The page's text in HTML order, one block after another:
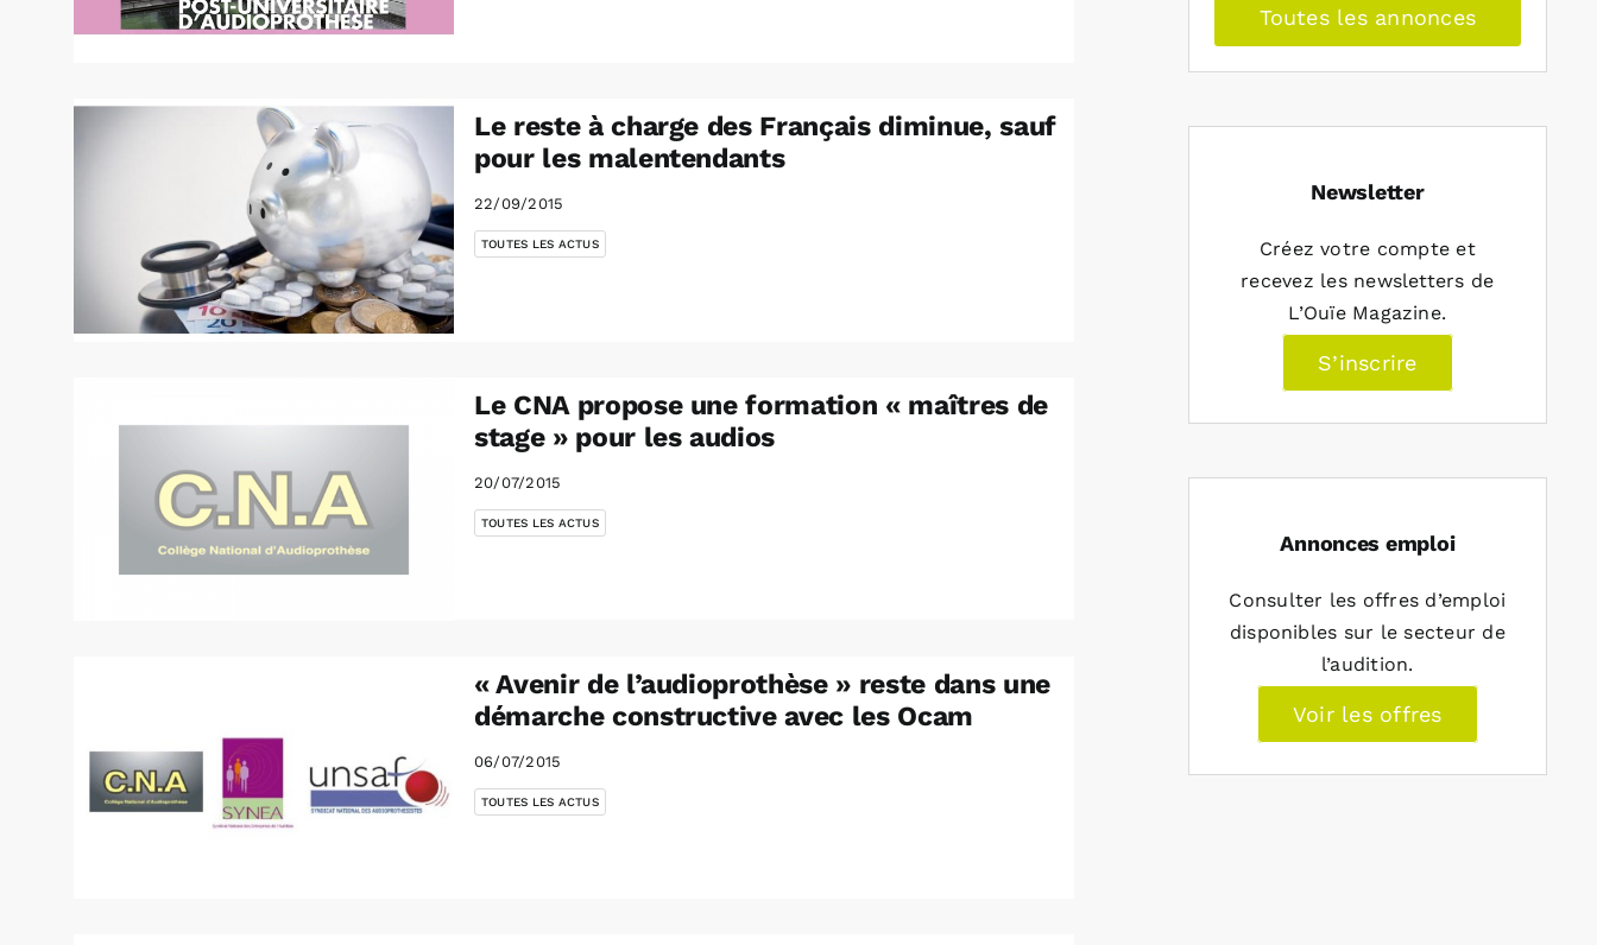
Le reste à charge des Français diminue, sauf
pour les malentendants
22/09/2015
TOUTES LES ACTUS
Le CNA propose une formation « maîtres de
stage » pour les audios
20/07/2015
TOUTES LES ACTUS
« Avenir de l’audioprothèse » reste dans une
démarche constructive avec les Ocam
06/07/2015
TOUTES LES ACTUS
Toutes les annonces
Newsletter
Créez votre compte et
recevez les newsletters de
L’Ouïe Magazine.
S’inscrire
Annonces emploi
Consulter les offres d’emploi
disponibles sur le secteur de
l’audition.
Voir les offres